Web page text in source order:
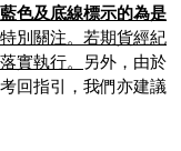
藍色及底線標示的為是
特別關注。若期貨經紀
實執行。
另外，由於
回指引，我們亦建議